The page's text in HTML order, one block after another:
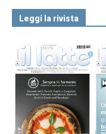
Leggi la rivista